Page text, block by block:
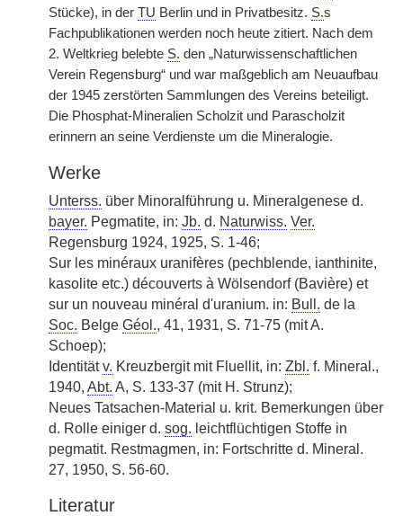
Stücke), in der TU Berlin und in Privatbesitz. S.s
Fachpublikationen werden noch heute zitiert. Nach dem
2. Weltkrieg belebte S. den „Naturwissenschaftlichen
Verein Regensburg“ und war maßgeblich am Neuaufbau
der 1945 zerstörten Sammlungen des Vereins beteiligt.
Die Phosphat-Mineralien Scholzit und Parascholzit
erinnern an seine Verdienste um die Mineralogie.
Werke
Unterss. über Minoralführung u. Mineralgenese d.
bayer. Pegmatite, in: Jb. d. Naturwiss. Ver.
Regensburg 1924, 1925, S. 1-46;
Sur les minéraux uranifères (pechblende, ianthinite,
kasolite etc.) découverts à Wölsendorf (Bavière) et
sur un nouveau minéral d'uranium. in: Bull. de la
Soc. Belge Géol., 41, 1931, S. 71-75 (mit A.
Schoep);
Identitätv. Kreuzbergit mit Fluellit, in: Zbl. f. Mineral.,
1940, Abt. A, S. 133-37 (mit H. Strunz);
Neues Tatsachen-Material u. krit. Bemerkungen über
d. Rolle einiger d. sog. leichtflüchtigen Stoffe in
pegmatit. Restmagmen, in: Fortschritte d. Mineral.
27, 1950, S. 56-60.
Literatur